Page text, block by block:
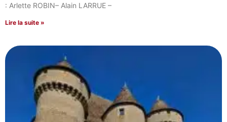
: Arlette ROBIN– Alain LARRUE –
Lire la suite »